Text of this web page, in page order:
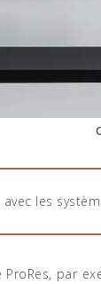
les
ProRes, par